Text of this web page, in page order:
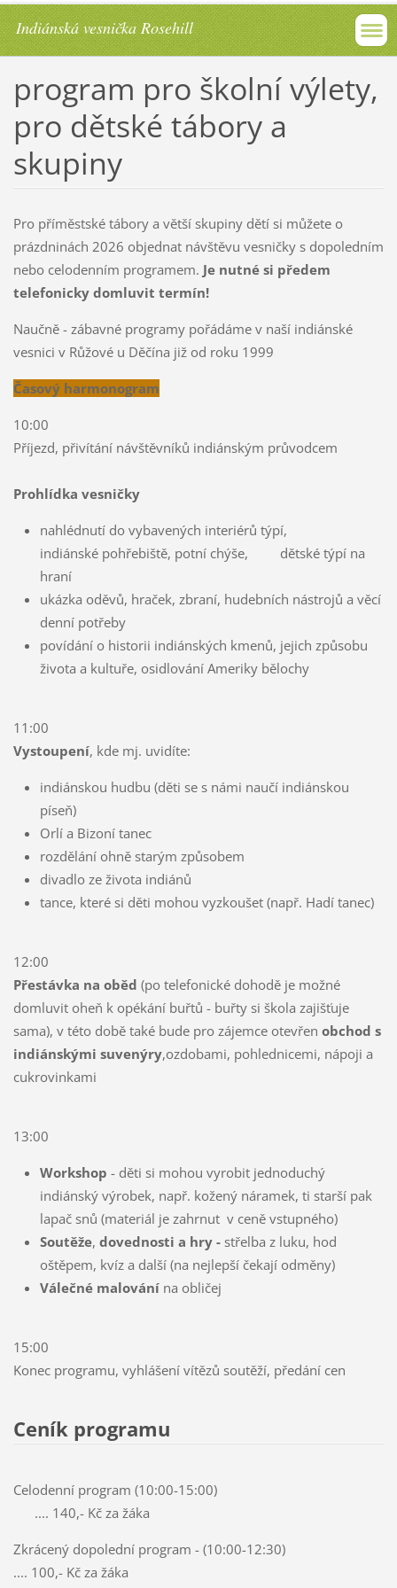
Indiánská vesnička Rosehill
program pro školní výlety,
pro dětské tábory a
skupiny
Pro příměstské tábory a větší skupiny dětí si můžete o
prázdninách 2026 objednat návštěvu vesničky s dopoledním
nebo celodenním programem. Je nutné si předem
telefonicky domluvit termín!
Naučně - zábavné programy pořádáme v naší indiánské
vesnici v Růžové u Děčína již od roku 1999
Časový harmonogram
10:00
Příjezd, přivítání návštěvníků indiánským průvodcem
Prohlídka vesničky
nahlédnutí do vybavených interiérů týpí,
indiánské pohřebiště, potní chýše, dětské týpí na
hraní
ukázka oděvů, hraček, zbraní, hudebních nástrojů a věcí
denní potřeby
povídání o historii indiánských kmenů, jejich způsobu
života a kultuře, osidlování Ameriky bělochy
11:00
Vystoupení, kde mj. uvidíte:
indiánskou hudbu (děti se s námi naučí indiánskou
píseň)
Orlí a Bizoní tanec
rozdělání ohně starým způsobem
divadlo ze života indiánů
tance, které si děti mohou vyzkoušet (např. Hadí tanec)
12:00
Přestávka na oběd (po telefonické dohodě je možné
domluvit oheň k opékání buřtů - buřty si škola zajišťuje
sama), v této době také bude pro zájemce otevřen obchod s
indiánskými suvenýry,ozdobami, pohlednicemi, nápoji a
cukrovinkami
13:00
Workshop - děti si mohou vyrobit jednoduchý
indiánský výrobek, např. kožený náramek, ti starší pak
lapač snů (materiál je zahrnut v ceně vstupného)
Soutěže, dovednosti a hry - střelba z luku, hod
oštěpem, kvíz a další (na nejlepší čekají odměny)
Válečné malování na obličej
15:00
Konec programu, vyhlášení vítězů soutěží, předání cen
Ceník programu
Celodenní program (10:00-15:00)
.... 140,- Kč za žáka
Zkrácený dopolední program - (10:00-12:30)
.... 100,- Kč za žáka